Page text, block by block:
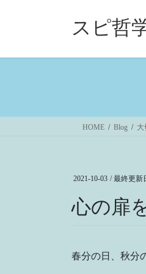
スピ哲
HOME Blog 大
2021-10-03 / 最終更新
心の扉
春分の日、秋分